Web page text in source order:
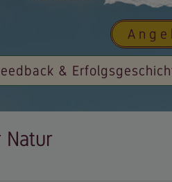
&
Natur